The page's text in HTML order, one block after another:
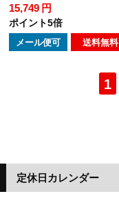
15,749 円
ポイント5倍
メール便可 送料無料
1
定休日カレンダー